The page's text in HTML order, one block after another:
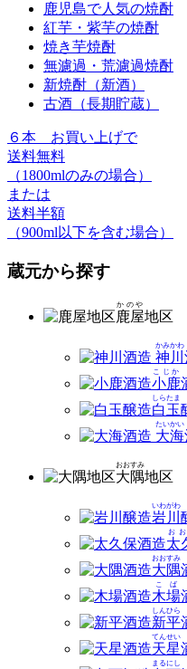
鹿児島で人気の焼酎
紅芋・紫芋の焼酎
焼き芋焼酎
無濾過・荒濾過焼酎
新焼酎（新酒）
古酒（長期貯蔵）
６本 お買い上げで
送料無料
（1800mlのみの場合）
または
送料半額
（900ml以下を含む場合）
蔵元から探す
鹿屋
かのや
地区
神川
かみかわ
小鹿
こじか
白玉
しらたま
大海
たいかい
大隅
おおすみ
地区
岩川
いわがわ
太
お
大隅
おおすみ
木場
こば
新平
しんひら
天星
てんせい
まるにし